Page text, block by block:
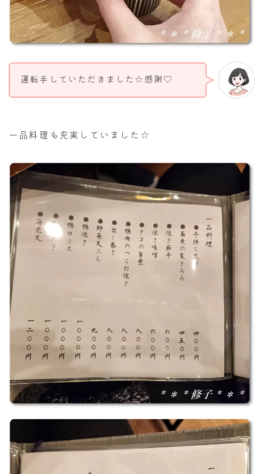
運転手していただきました☆感謝♡
一品料理も充実していました☆